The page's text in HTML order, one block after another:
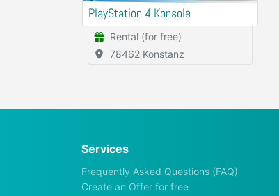
PlayStation 4 Konsole
Rental (for free)
78462 Konstanz
Services
Frequently Asked Questions (FAQ)
Create an Offer for free